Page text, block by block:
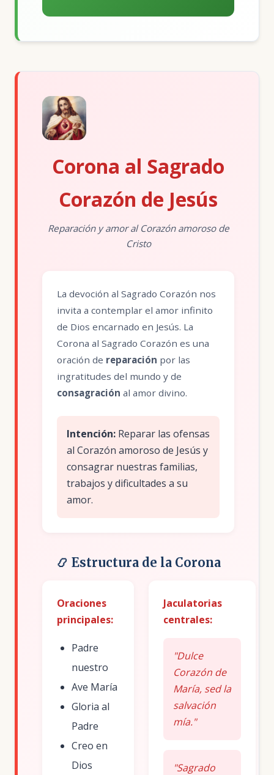
Corona al Sagrado
Corazón de Jesús
Reparación y amor al Corazón amoroso de
Cristo
La devoción al Sagrado Corazón nos
invita a contemplar el amor infinito
de Dios encarnado en Jesús. La
Corona al Sagrado Corazón es una
oración de reparación por las
ingratitudes del mundo y de
consagración al amor divino.
Intención: Reparar las ofensas
al Corazón amoroso de Jesús y
consagrar nuestras familias,
trabajos y dificultades a su
amor.
📿 Estructura de la Corona
Oraciones
principales:
Padre
nuestro
Ave María
Gloria al
Padre
Creo en
Dios
Jaculatorias
centrales:
"Dulce
Corazón de
María, sed la
salvación
mía."
"Sagrado